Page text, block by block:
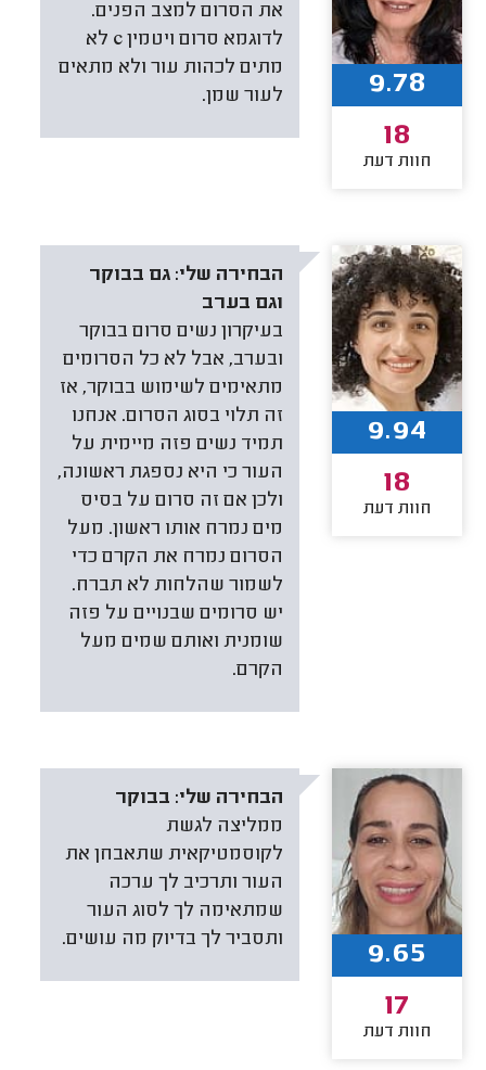
את הסרום למצב הפנים.
לדוגמא סרום ויטמין c לא
מתים לכהות עור ולא מתאים
לעור שמן.
9.78
18
חוות דעת
הבחירה שלי: גם בבוקר
וגם בערב
בעיקרון נשים סרום בבוקר
ובערב, אבל לא כל הסרומים
מתאימים לשימוש בבוקר, אז
זה תלוי בסוג הסרום. אנחנו
תמיד נשים פזה מיימית על
העור כי היא נספגת ראשונה,
ולכן אם זה סרום על בסיס
מים נמרח אותו ראשון. מעל
הסרום נמרח את הקרם כדי
לשמור שהלחות לא תברח.
יש סרומים שבנויים על פזה
שומנית ואותם שמים מעל
הקרם.
9.94
18
חוות דעת
הבחירה שלי: בבוקר
ממליצה לגשת
לקוסמטיקאית שתאבחן את
העור ותרכיב לך ערכה
שמתאימה לך לסוג העור
ותסביר לך בדיוק מה עושים.
9.65
17
חוות דעת